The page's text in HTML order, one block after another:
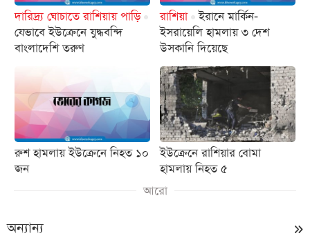
দারিদ্র্য ঘোচাতে রাশিয়ায় পাড়ি
যেভাবে ইউক্রেনে যুদ্ধবন্দি
বাংলাদেশি তরুণ
রাশিয়া
ইরানে মার্কিন-
ইসরায়েলি হামলায় ৩ দেশ
উসকানি দিয়েছে
রুশ হামলায় ইউক্রেনে নিহত ১০
জন
ইউক্রেনে রাশিয়ার বোমা
হামলায় নিহত ৫
আরো
অন্যান্য